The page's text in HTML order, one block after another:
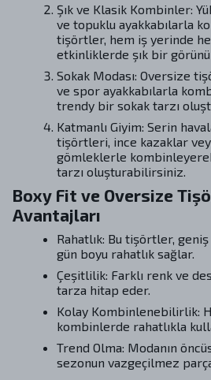
Şık ve Klasik Kombinler:
ve topuklu ayakkabılarla
tişörtler, hem iş yerinde
etkinliklerde şık bir
Sokak Modası: Oversize
ve spor ayakkabılarla
trendy bir sokak tarzı
Katmanlı Giyim: Serin
tişörtleri, ince kazaklar
gömleklerle
tarzı oluşturabilirsiniz.
Boxy Fit ve Oversize
Avantajları
Rahatlık: Bu tişörtler,
gün boyu rahatlık sağlar.
Çeşitlilik: Farklı renk ve
tarza hitap eder.
Kolay Kombinlenebilirlik:
kombinlerde rahatlıkla
Trend Olma: Modanın
sezonun vazgeçilmez